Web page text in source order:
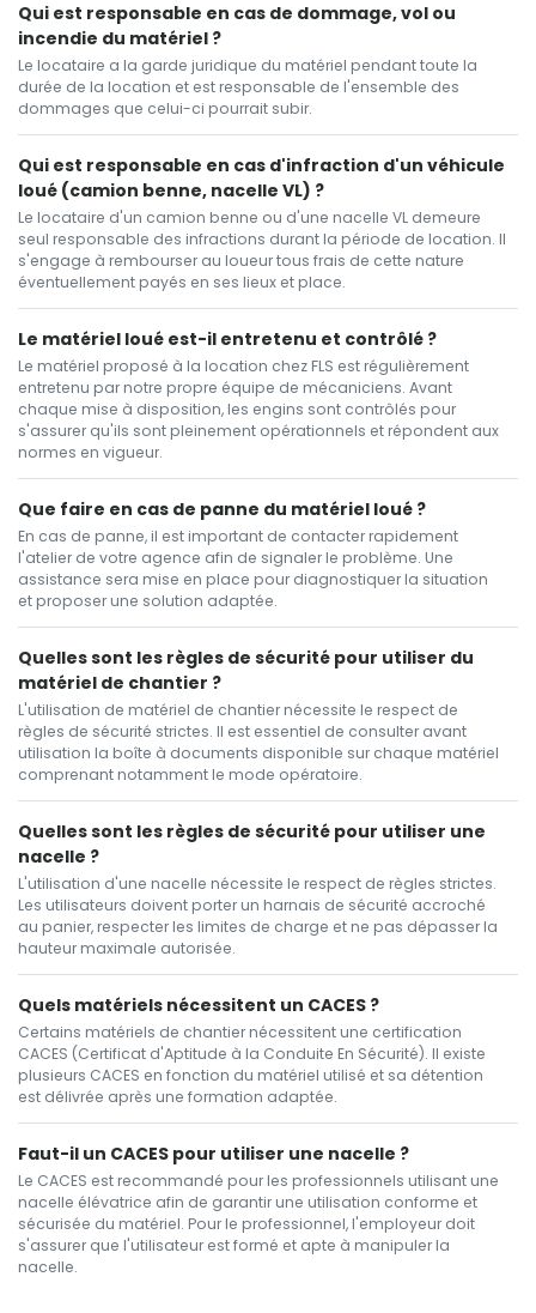
Qui est responsable en cas de dommage, vol ou
incendie du matériel ?
Le locataire a la garde juridique du matériel pendant toute la
durée de la location et est responsable de l'ensemble des
dommages que celui-ci pourrait subir.
Qui est responsable en cas d'infraction d'un véhicule
loué (camion benne, nacelle VL) ?
Le locataire d'un camion benne ou d'une nacelle VL demeure
seul responsable des infractions durant la période de location. Il
s'engage à rembourser au loueur tous frais de cette nature
éventuellement payés en ses lieux et place.
Le matériel loué est-il entretenu et contrôlé ?
Le matériel proposé à la location chez FLS est régulièrement
entretenu par notre propre équipe de mécaniciens. Avant
chaque mise à disposition, les engins sont contrôlés pour
s'assurer qu'ils sont pleinement opérationnels et répondent aux
normes en vigueur.
Que faire en cas de panne du matériel loué ?
En cas de panne, il est important de contacter rapidement
l'atelier de votre agence afin de signaler le problème. Une
assistance sera mise en place pour diagnostiquer la situation
et proposer une solution adaptée.
Quelles sont les règles de sécurité pour utiliser du
matériel de chantier ?
L'utilisation de matériel de chantier nécessite le respect de
règles de sécurité strictes. Il est essentiel de consulter avant
utilisation la boîte à documents disponible sur chaque matériel
comprenant notamment le mode opératoire.
Quelles sont les règles de sécurité pour utiliser une
nacelle ?
L'utilisation d'une nacelle nécessite le respect de règles strictes.
Les utilisateurs doivent porter un harnais de sécurité accroché
au panier, respecter les limites de charge et ne pas dépasser la
hauteur maximale autorisée.
Quels matériels nécessitent un CACES ?
Certains matériels de chantier nécessitent une certification
CACES (Certificat d'Aptitude à la Conduite En Sécurité). Il existe
plusieurs CACES en fonction du matériel utilisé et sa détention
est délivrée après une formation adaptée.
Faut-il un CACES pour utiliser une nacelle ?
Le CACES est recommandé pour les professionnels utilisant une
nacelle élévatrice afin de garantir une utilisation conforme et
sécurisée du matériel. Pour le professionnel, l'employeur doit
s'assurer que l'utilisateur est formé et apte à manipuler la
nacelle.